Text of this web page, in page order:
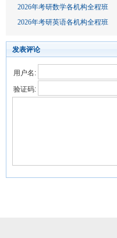
2026年考研数学各机构全程班
2026年考研英语各机构全程班
发表评论
用户名:
验证码: